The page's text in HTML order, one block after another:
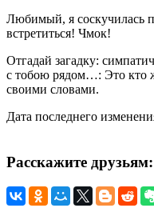
Любимый, я соскучилась
встретиться! Чмок!
Отгадай загадку:
с тобою рядом…: Это
своими словами.
Дата последнего
Расскажите друзьям: